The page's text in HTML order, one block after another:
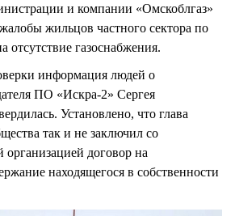
и компании «Омскоблгаз»
жильцов частного сектора по
отсутствие газоснабжения.
информация людей о
ПО «Искра-2» Сергея
Установлено, что глава
так и не заключил со
организацией договор на
находящегося в собственности